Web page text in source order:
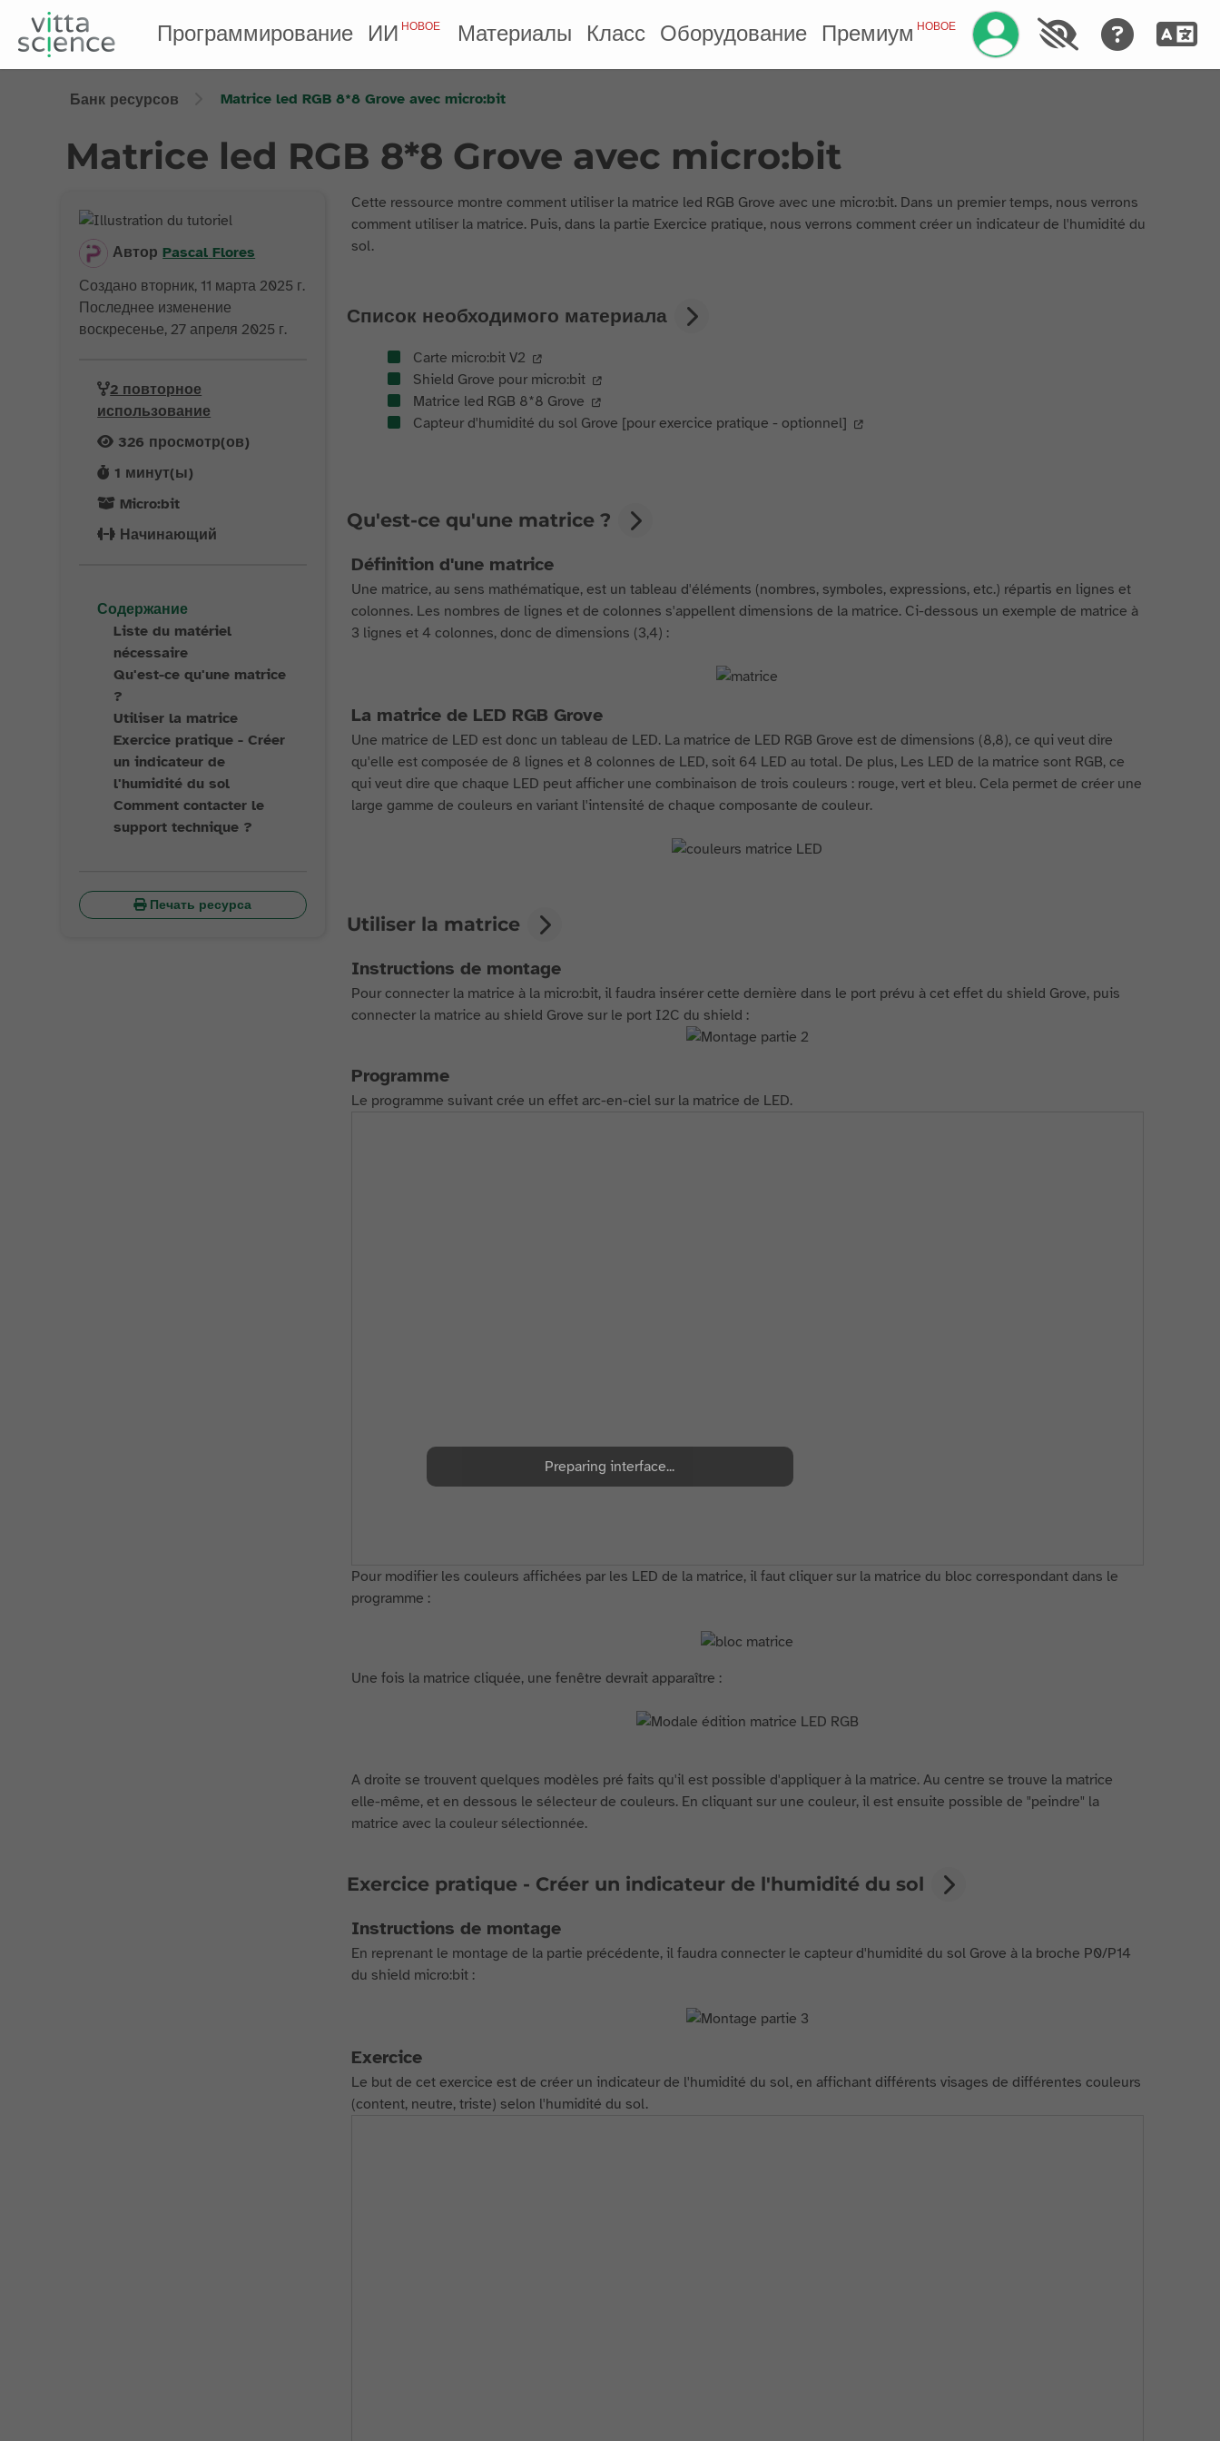
Программирование ИИНОВОЕ Материалы Класс Оборудование ПремиумНОВОЕ Управление аккаунтом
Банк ресурсов Matrice led RGB 8*8 Grove avec micro:bit
Matrice led RGB 8*8 Grove avec micro:bit
АвторPascal Flores
Создано вторник, 11 марта 2025 г.
Последнее изменение
воскресенье, 27 апреля 2025 г.
2 повторное
использование
326 просмотр(ов)
1 минут(ы)
Micro:bit
Начинающий
Содержание
Liste du matériel
nécessaire
Qu'est-ce qu'une matrice
?
Utiliser la matrice
Exercice pratique - Créer
un indicateur de
l'humidité du sol
Comment contacter le
support technique ?
Печать ресурса
Cette ressource montre comment utiliser la matrice led RGB Grove avec une micro:bit. Dans un premier temps, nous verrons
comment utiliser la matrice. Puis, dans la partie Exercice pratique, nous verrons comment créer un indicateur de l'humidité du
sol.
Список необходимого материала
Carte micro:bit V2
Shield Grove pour micro:bit
Matrice led RGB 8*8 Grove
Capteur d'humidité du sol Grove [pour exercice pratique - optionnel]
Qu'est-ce qu'une matrice ?
Définition d'une matrice
Une matrice, au sens mathématique, est un tableau d'éléments (nombres, symboles, expressions, etc.) répartis en lignes et
colonnes. Les nombres de lignes et de colonnes s'appellent dimensions de la matrice. Ci-dessous un exemple de matrice à
3 lignes et 4 colonnes, donc de dimensions (3,4) :
La matrice de LED RGB Grove
Une matrice de LED est donc un tableau de LED. La matrice de LED RGB Grove est de dimensions (8,8), ce qui veut dire
qu'elle est composée de 8 lignes et 8 colonnes de LED, soit 64 LED au total. De plus, Les LED de la matrice sont RGB, ce
qui veut dire que chaque LED peut afficher une combinaison de trois couleurs : rouge, vert et bleu. Cela permet de créer une
large gamme de couleurs en variant l'intensité de chaque composante de couleur.
Utiliser la matrice
Instructions de montage
Pour connecter la matrice à la micro:bit, il faudra insérer cette dernière dans le port prévu à cet effet du shield Grove, puis
connecter la matrice au shield Grove sur le port I2C du shield :
Programme
Le programme suivant crée un effet arc-en-ciel sur la matrice de LED.
Pour modifier les couleurs affichées par les LED de la matrice, il faut cliquer sur la matrice du bloc correspondant dans le
programme :
Une fois la matrice cliquée, une fenêtre devrait apparaître :
A droite se trouvent quelques modèles pré faits qu'il est possible d'appliquer à la matrice. Au centre se trouve la matrice
elle-même, et en dessous le sélecteur de couleurs. En cliquant sur une couleur, il est ensuite possible de "peindre" la
matrice avec la couleur sélectionnée.
Exercice pratique - Créer un indicateur de l'humidité du sol
Instructions de montage
En reprenant le montage de la partie précédente, il faudra connecter le capteur d'humidité du sol Grove à la broche P0/P14
du shield micro:bit :
Exercice
Le but de cet exercice est de créer un indicateur de l'humidité du sol, en affichant différents visages de différentes couleurs
(content, neutre, triste) selon l'humidité du sol.
Preparing interface...